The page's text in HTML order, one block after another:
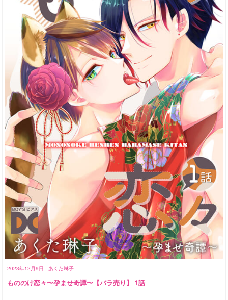
2023年12月9日 あくた琳子
もののけ恋々〜孕ませ奇譚〜【バラ売り】 1話